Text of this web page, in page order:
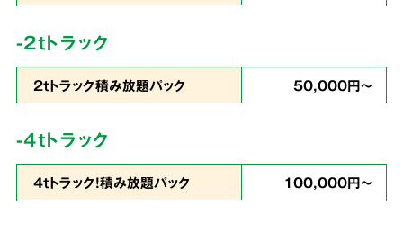
私たちは片づけで出たゴミの処分から、不用品
の買取りまでをワンストップで行っています。
業界最安値を目指したサービスでお客様満足度
-2tトラック
2tトラック積み放題パック 50,000円～
-4tトラック
4tトラック！積み放題パック 100,000円～